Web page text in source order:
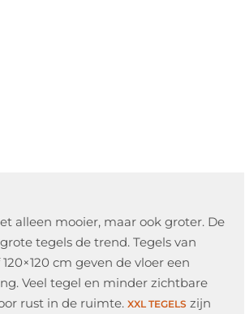
alleen mooier, maar ook groter. De
tegels de trend. Tegels van
cm geven de vloer een
Veel tegel en minder zichtbare
rust in de ruimte. XXL TEGELS zijn